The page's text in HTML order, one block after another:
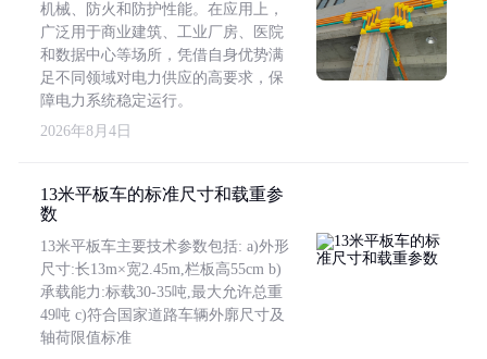
机械、防火和防护性能。在应用上，
广泛用于商业建筑、工业厂房、医院
和数据中心等场所，凭借自身优势满
足不同领域对电力供应的高要求，保
障电力系统稳定运行。
2026年8月4日
13米平板车的标准尺寸和载重参
数
13米平板车主要技术参数包括: a)外形
尺寸:长13m×宽2.45m,栏板高55cm b)
承载能力:标载30-35吨,最大允许总重
49吨 c)符合国家道路车辆外廓尺寸及
轴荷限值标准